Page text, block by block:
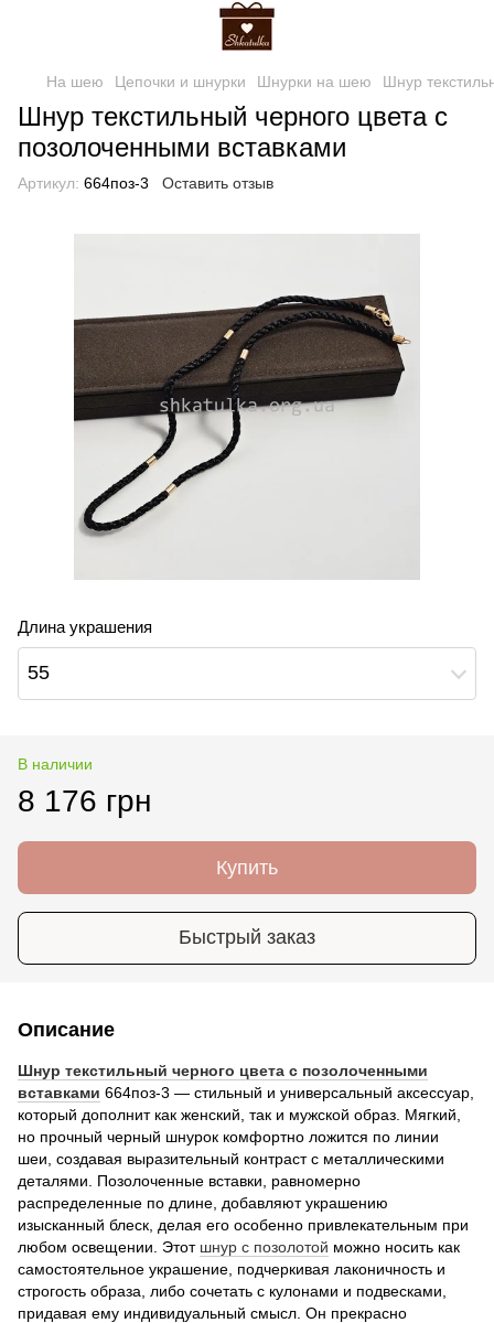
На шею Цепочки и шнурки Шнурки на шею Шнур
Шнур текстильный черного цвета с
позолоченными вставками
Артикул: 664поз-3 Оставить отзыв
Длина украшения
55
В наличии
8 176 грн
Купить
Быстрый заказ
Описание
Шнур текстильный черного цвета с позолоченными
вставками 664поз-3 — стильный и универсальный аксессуар,
который дополнит как женский, так и мужской образ. Мягкий,
но прочный черный шнурок комфортно ложится по линии
шеи, создавая выразительный контраст с металлическими
деталями. Позолоченные вставки, равномерно
распределенные по длине, добавляют украшению
изысканный блеск, делая его особенно привлекательным при
любом освещении. Этот шнур с позолотой можно носить как
самостоятельное украшение, подчеркивая лаконичность и
строгость образа, либо сочетать с кулонами и подвесками,
придавая ему индивидуальный смысл. Он прекрасно